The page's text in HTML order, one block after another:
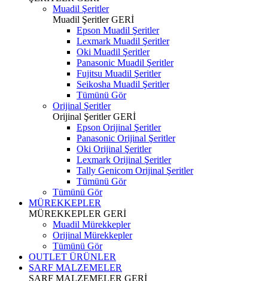
Muadil Şeritler
Muadil ŞeritlerGERİ
Epson Muadil Şeritler
Lexmark Muadil Şeritler
Oki Muadil Şeritler
Panasonic Muadil Şeritler
Fujitsu Muadil Şeritler
Seikosha Muadil Şeritler
Tümünü Gör
Orijinal Şeritler
Orijinal ŞeritlerGERİ
Epson Orijinal Şeritler
Panasonic Orijinal Şeritler
Oki Orijinal Şeritler
Lexmark Orijinal Şeritler
Tally Genicom Orijinal Şeritler
Tümünü Gör
Tümünü Gör
MÜREKKEPLER
MÜREKKEPLER GERİ
Muadil Mürekkepler
Orijinal Mürekkepler
Tümünü Gör
OUTLET ÜRÜNLER
SARF MALZEMELER
SARF MALZEMELER GERİ